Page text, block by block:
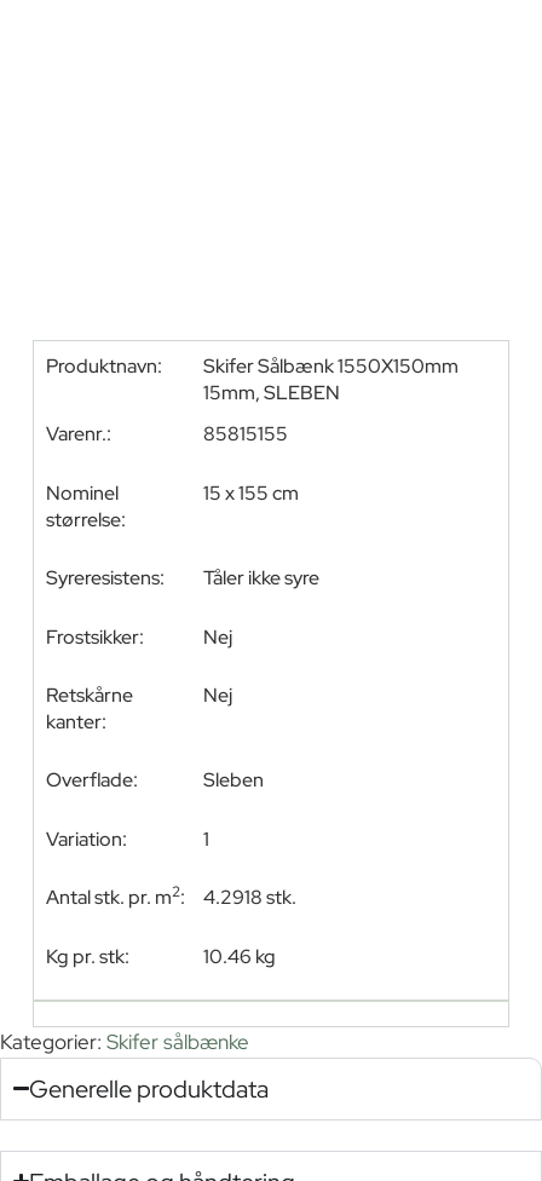
Produktnavn:
Skifer Sålbænk 1550X150mm
15mm, SLEBEN
Varenr.:
85815155
Nominel
størrelse:
15 x 155 cm
Syreresistens: Tåler ikke syre
Frostsikker: Nej
Retskårne
kanter:
Nej
Overflade: Sleben
Variation: 1
Antal stk. pr. m2: 4.2918 stk.
Kg pr. stk: 10.46 kg
Kategorier: Skifer sålbænke
Generelle produktdata